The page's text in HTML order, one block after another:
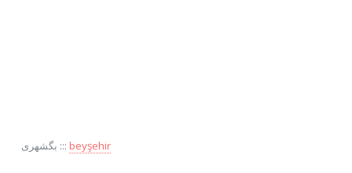
بگشهری ::: beyşehir